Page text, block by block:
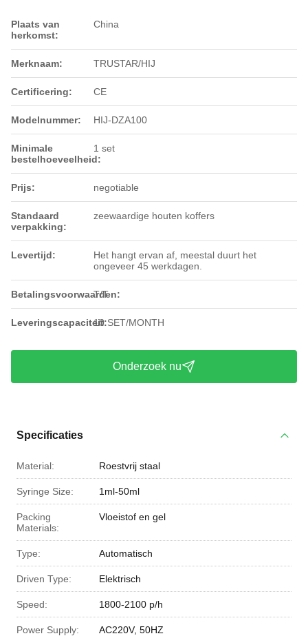
Plaats van
herkomst:
China
Merknaam: TRUSTAR/HIJ
Certificering: CE
Modelnummer: HIJ-DZA100
Minimale
bestelhoeveelheid:
1 set
Prijs: negotiable
Standaard
verpakking:
zeewaardige houten koffers
Levertijd:
Het hangt ervan af, meestal duurt het
ongeveer 45 werkdagen.
Betalingsvoorwaarden:
T/T
Leveringscapaciteit:10 SET/MONTH
Onderzoek nu
Specificaties
Material: Roestvrij staal
Syringe Size: 1ml-50ml
Packing
Materials:
Vloeistof en gel
Type: Automatisch
Driven Type: Elektrisch
Speed: 1800-2100 p/h
Power Supply: AC220V, 50HZ